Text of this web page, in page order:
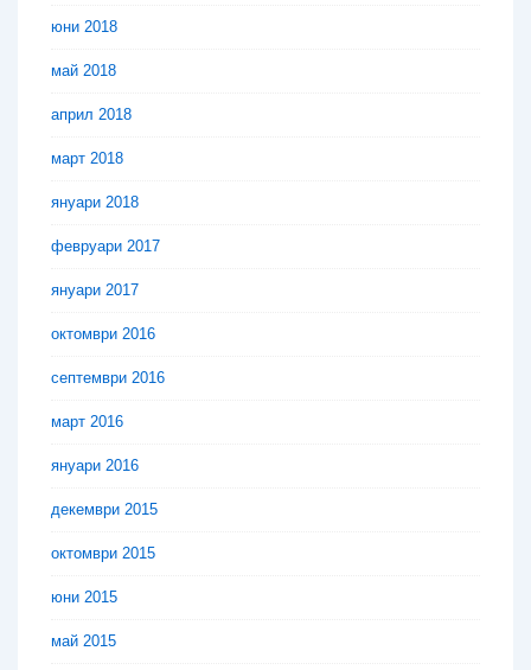
юни 2018
май 2018
април 2018
март 2018
януари 2018
февруари 2017
януари 2017
октомври 2016
септември 2016
март 2016
януари 2016
декември 2015
октомври 2015
юни 2015
май 2015